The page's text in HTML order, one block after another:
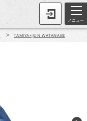
メニュー
> TAMIYA×JUN WATANABE